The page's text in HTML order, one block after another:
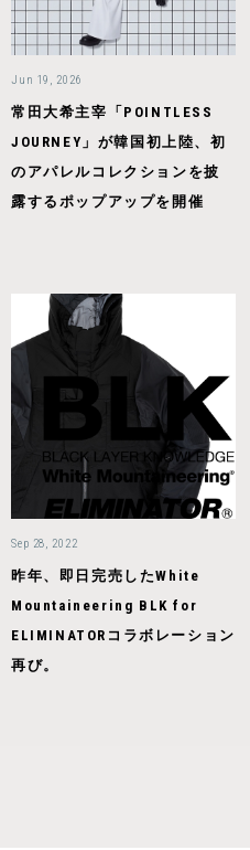
Jun 19, 2026
常田大希主宰「POINTLESS
JOURNEY」が韓国初上陸、初
のアパレルコレクションを披
露するポップアップを開催
Sep 28, 2022
昨年、即日完売したWhite
Mountaineering BLK for
ELIMINATORコラボレーション
再び。